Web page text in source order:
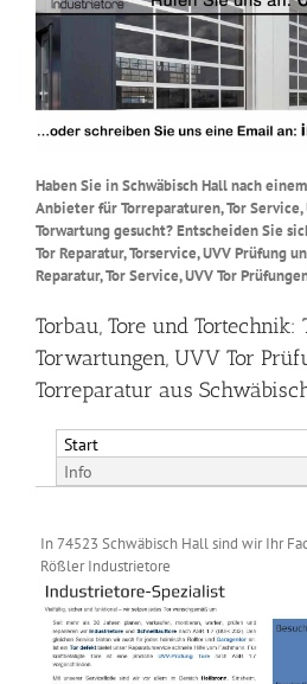
Haben Sie in Schwäbisch Hall nach
Anbieter für Torreparaturen, Tor Service,
Torwartung gesucht? Entscheiden Sie
Tor Reparatur, Torservice, UVV Prüfung
Reparatur, Tor Service, UVV Tor
Torbau, Tore und Tortechnik:
Torwartungen, UVV Tor
Torreparatur aus
Start
Info
In 74523 Schwäbisch Hall sind wir Ihr
Rößler Industrietore